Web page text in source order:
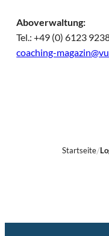
Aboverwaltung:
Tel.: +49 (0) 6123
coaching-
Startseite